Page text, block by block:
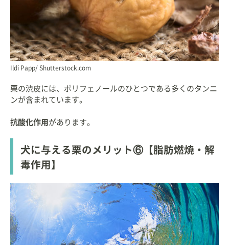
Ildi Papp/ Shutterstock.com
栗の渋皮には、ポリフェノールのひとつである多くのタンニ
ンが含まれています。
抗酸化作用 があります。
犬に与える栗のメリット⑥【脂肪燃焼・解
毒作用】